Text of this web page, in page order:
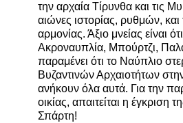
την αρχαία Τίρυνθα και τις
αιώνες ιστορίας, ρυθμών,
αρμονίας. Άξιο μνείας είναι
Ακροναυπλία, Μπούρτζι,
παραμένει ότι το Ναύπλιο
Βυζαντινών Αρχαιοτήτων
ανήκουν όλα αυτά. Για την
οικίας, απαιτείται η έγκριση
Σπάρτη!